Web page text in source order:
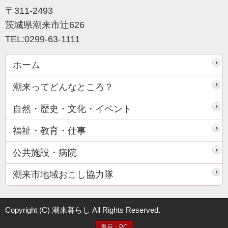
〒311-2493
茨城県潮来市辻626
TEL:0299-63-1111
ホーム
潮来ってどんなところ？
自然・歴史・文化・イベント
福祉・教育・仕事
公共施設・病院
潮来市地域おこし協力隊
Copyright (C) 潮来暮らし All Rights Reserved.